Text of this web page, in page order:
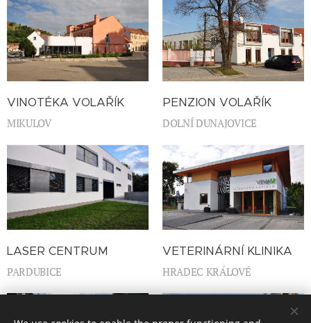
VINOTÉKA VOLAŘÍK
MIKULOV
PENZION VOLAŘÍK
DOLNÍ DUNAJOVICE
LASER CENTRUM
PARDUBICE
VETERINÁRNÍ KLINIKA
HRADEC KRÁLOVÉ